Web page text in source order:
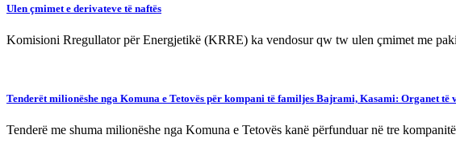
Ulen çmimet e derivateve të naftës
Komisioni Rregullator për Energjetikë (KRRE) ka vendosur qw tw ulen çmimet me
Tenderët milionëshe nga Komuna e Tetovës për kompani të familjes Bajrami, Kasami: Organet të
Tenderë me shuma milionëshe nga Komuna e Tetovës kanë përfunduar në tre